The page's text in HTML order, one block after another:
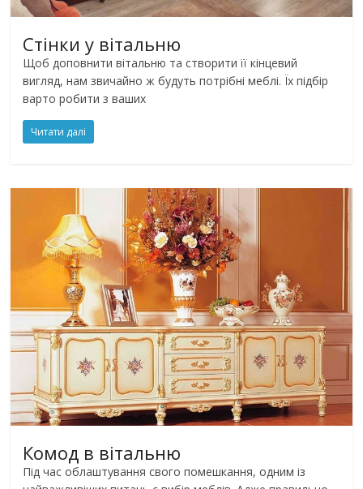
Стінки у вітальню
Щоб доповнити вітальню та створити її кінцевий
вигляд, нам звичайно ж будуть потрібні меблі. Їх підбір
варто робити з ваших
Читати далі
Комод в вітальню
Під час облаштування свого помешкання, одним із